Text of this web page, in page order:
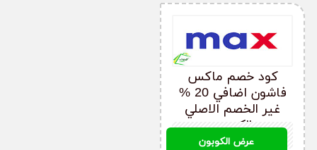
كود خصم ماكس
فاشون اضافي 20 %
غير الخصم الاصلي
الكويت
MY800عرض الكوبون